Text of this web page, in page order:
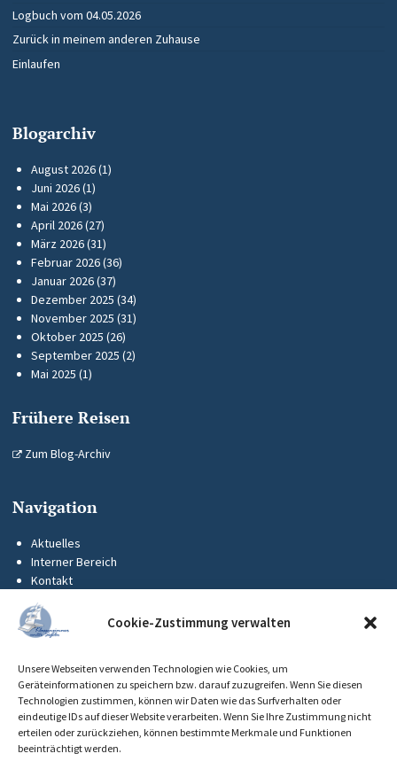
Cookie-Zustimmung verwalten
Unsere Webseiten verwenden Technologien wie Cookies, um
Geräteinformationen zu speichern bzw. darauf zuzugreifen. Wenn Sie diesen
Technologien zustimmen, können wir Daten wie das Surfverhalten oder
eindeutige IDs auf dieser Website verarbeiten. Wenn Sie Ihre Zustimmung nicht
erteilen oder zurückziehen, können bestimmte Merkmale und Funktionen
beeinträchtigt werden.
Logbuch vom 04.05.2026
Zurück in meinem anderen Zuhause
Einlaufen
Blogarchiv
August 2026(1)
Juni 2026(1)
Mai 2026(3)
April 2026(27)
März 2026(31)
Februar 2026(36)
Januar 2026(37)
Dezember 2025 (34)
November 2025 (31)
Oktober 2025 (26)
September 2025 (2)
Mai 2025 (1)
Frühere Reisen
Zum Blog-Archiv
Navigation
Aktuelles
Interner Bereich
Kontakt
KUS-Flyer
Impressum
Datenschutz
Cookie-Richtlinie (EU)